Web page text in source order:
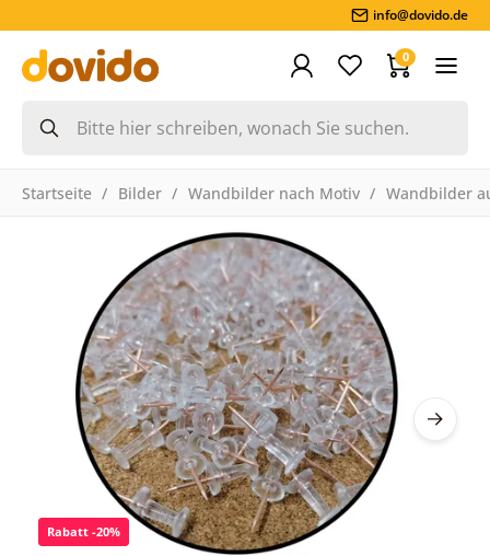
info@dovido.de
0
Startseite Bilder Wandbilder nach Motiv Wandbilder
Rabatt -20%